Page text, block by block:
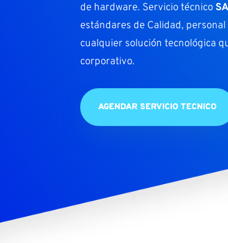
de hardware. Servicio técnico
estándares de Calidad,
cualquier solución tecnológica
corporativo.
AGENDAR SERVICIO TECNICO